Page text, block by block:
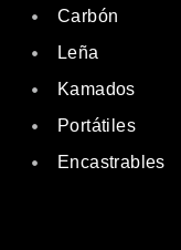
Carbón
Leña
Kamados
Portátiles
Encastrables